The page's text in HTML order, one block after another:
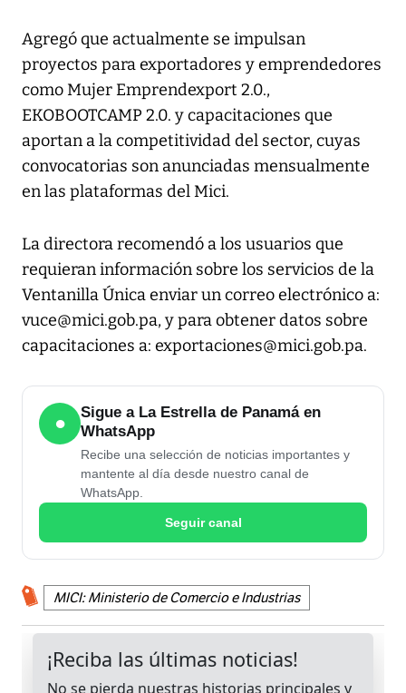
Agregó que actualmente se impulsan
proyectos para exportadores y emprendedores
como Mujer Emprendexport 2.0.,
EKOBOOTCAMP 2.0. y capacitaciones que
aportan a la competitividad del sector, cuyas
convocatorias son anunciadas mensualmente
en las plataformas del Mici.
La directora recomendó a los usuarios que
requieran información sobre los servicios de la
Ventanilla Única enviar un correo electrónico a:
vuce@mici.gob.pa, y para obtener datos sobre
capacitaciones a: exportaciones@mici.gob.pa.
●
Sigue a La Estrella de Panamá en
WhatsApp
Recibe una selección de noticias importantes y
mantente al día desde nuestro canal de
WhatsApp.
Seguir canal
MICI: Ministerio de Comercio e Industrias